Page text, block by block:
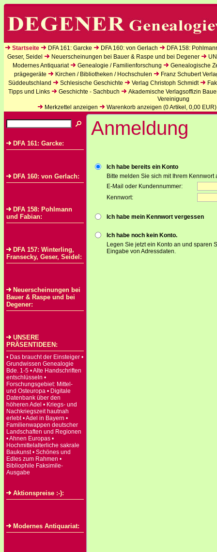
Startseite DFA 161: Garcke DFA 160: von Gerlach
DFA 158:
Geser, Seidel
Neuerscheinungen bei Bauer & Raspe und bei Degener
Modernes Antiquariat
Genealogie / Familienforschung
Genealogische
prägegeräte
Kirchen / Bibliotheken / Hochschulen
Franz Schubert
Süddeutschland
Schlesische Geschichte Verlag Christoph Schmidt
Tipps und Links
Geschichte - Sachbuch
Akademische Verlagsoffizin
Vereinigung
Merkzettel anzeigen
Warenkorb anzeigen (0Artikel, 0,00 EUR)
DFA 161: Garcke:
DFA 160: von Gerlach:
DFA 158: Pohlmann
und Fabian:
DFA 157: Winterling,
Fransecky, Geser, Seidel:
Neuerscheinungen bei
Bauer & Raspe und bei
Degener:
UNSERE
PRÄSENTIDEEN:
• Das braucht der Einsteiger •
Grundwissen Genealogie
Bde. 1-5 • Alte Handschriften
entschlüsseln •
Forschungsgebiet: Mittel-
und Osteuropa • Digitale
Datenbank über den
höheren Adel • Kriegs- und
Nachkriegszeit hautnah
erlebt • Adel in Bayern •
Familienwappen deutscher
Landschaften und Regionen
• Ahnen Europas •
Hochmittelalterliche sakrale
Baukunst • Schönes und
Edles zum Rahmen •
Bibliophile Faksimile-
Ausgabe
Aktionspreise :-):
Modernes Antiquariat:
Anmeldung
Ich habe bereits ein Konto
Bitte melden Sie sich mit Ihrem Kennwort
E-Mail oder Kundennummer:
Kennwort:
Ich habe mein Kennwort vergessen
Ich habe noch kein Konto.
Legen Sie jetzt ein Konto an und sparen
Eingabe von Adressdaten.